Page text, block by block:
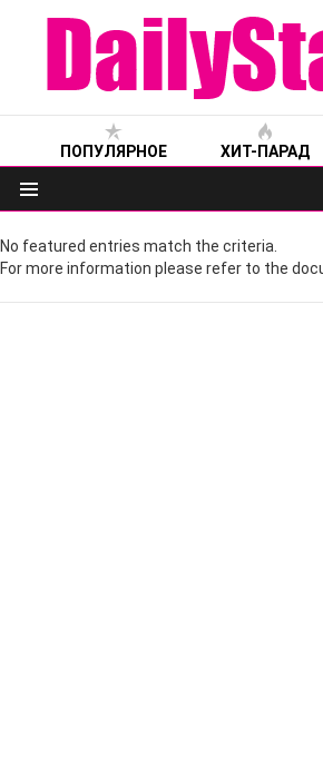
ПОПУЛЯРНОЕ ХИТ-ПАРАД
Меню
No featured entries match the criteria.
For more information please refer to the